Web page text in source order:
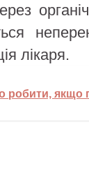
лікаря.
робити, якщо